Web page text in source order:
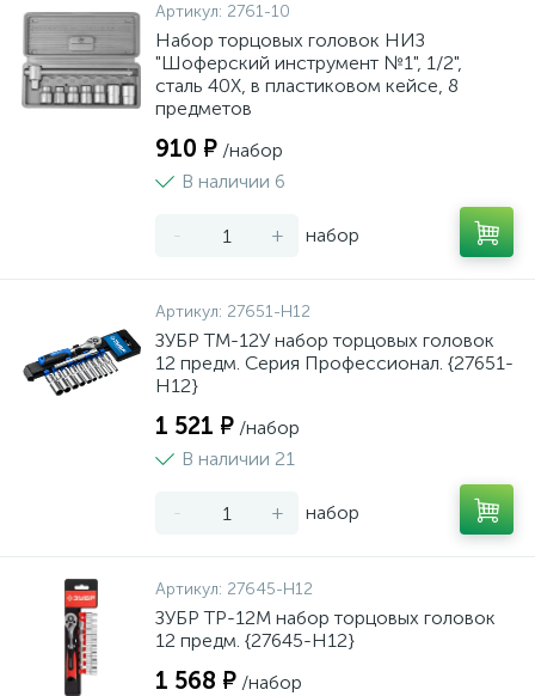
Артикул: 2761-10
Набор торцовых головок НИЗ
"Шоферский инструмент №1", 1/2",
сталь 40Х, в пластиковом кейсе, 8
предметов
910 ₽ /набор
В наличии 6
- + набор
Артикул: 27651-H12
ЗУБР ТМ-12У набор торцовых головок
12 предм. Серия Профессионал. {27651-
H12}
1 521 ₽ /набор
В наличии 21
- + набор
Артикул: 27645-H12
ЗУБР ТР-12М набор торцовых головок
12 предм. {27645-H12}
1 568 ₽ /набор